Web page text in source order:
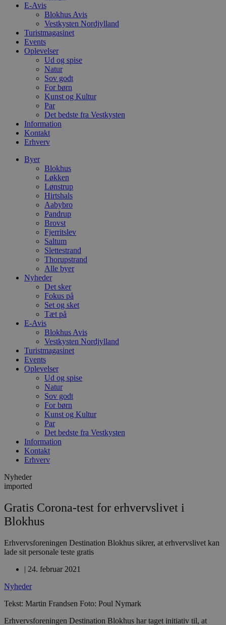
E-Avis
Blokhus Avis
Vestkysten Nordjylland
Turistmagasinet
Events
Oplevelser
Ud og spise
Natur
Sov godt
For børn
Kunst og Kultur
Par
Det bedste fra Vestkysten
Information
Kontakt
Erhverv
Byer
Blokhus
Løkken
Lønstrup
Hirtshals
Aabybro
Pandrup
Brovst
Fjerritslev
Saltum
Slettestrand
Thorupstrand
Alle byer
Nyheder
Det sker
Fokus på
Set og sket
Tæt på
E-Avis
Blokhus Avis
Vestkysten Nordjylland
Turistmagasinet
Events
Oplevelser
Ud og spise
Natur
Sov godt
For børn
Kunst og Kultur
Par
Det bedste fra Vestkysten
Information
Kontakt
Erhverv
Nyheder
imported
Gratis Corona-test for erhvervslivet i
Blokhus
Erhvervsforeningen Destination Blokhus sikrer, at erhvervslivet kan
lade sit personale teste gratis
| 24. februar 2021
Nyheder
Tekst: Martin Frandsen Foto: Poul Nymark
Erhvervsforeningen Destination Blokhus har taget initiativ til, at